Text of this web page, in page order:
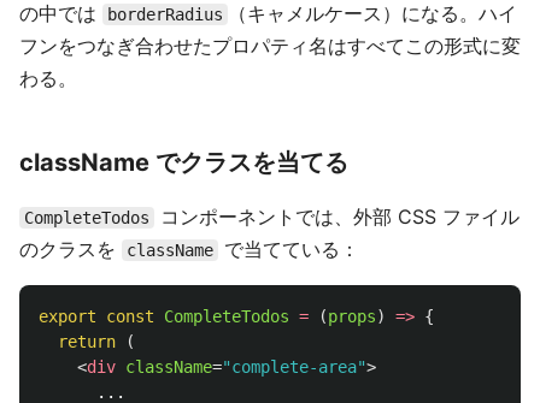
の中では
borderRadius
（キャメルケース）になる。ハイ
フンをつなぎ合わせたプロパティ名はすべてこの形式に変
わる。
className でクラスを当てる
CompleteTodos
コンポーネントでは、外部 CSS ファイル
のクラスを
className で当てている：
export const CompleteTodos = (props) => {
return
(
<div className="complete-area">
      ...